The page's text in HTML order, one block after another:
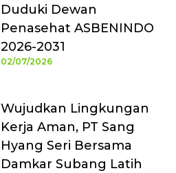
Duduki Dewan
Penasehat ASBENINDO
2026-2031
02/07/2026
Wujudkan Lingkungan
Kerja Aman, PT Sang
Hyang Seri Bersama
Damkar Subang Latih